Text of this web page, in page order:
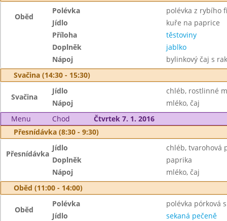
Oběd
Polévka
polévka z rybího
Jídlo
kuře na paprice
Příloha
těstoviny
Doplněk
jablko
Nápoj
bylinkový čaj s
Svačina (14:30 - 15:30)
Svačina
Jídlo
chléb, rostlinné
Nápoj
mléko, čaj
Menu
Chod
Čtvrtek 7. 1. 2016
Přesnídávka (8:30 - 9:30)
Přesnídávka
Jídlo
chléb, tvarohová
Doplněk
paprika
Nápoj
mléko, čaj
Oběd (11:00 - 14:00)
Oběd
Polévka
polévka pórková
Jídlo
sekaná pečeně